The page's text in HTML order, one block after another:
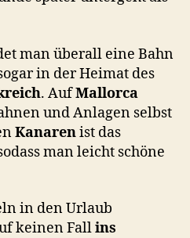
man überall eine Bahn
in der Heimat des
. AufMallorca
und Anlagen selbst
Kanarenist das
man leicht schöne
in den Urlaub
keinen Fallins